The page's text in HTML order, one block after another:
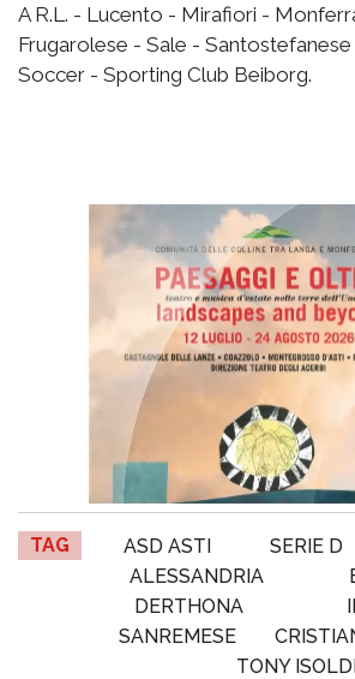
A R.L. - Lucento - Mirafiori -
Frugarolese - Sale -
Soccer - Sporting Club Beiborg.
TAG ASD ASTI SERIE D
ALESSANDRIA
DERTHONA
SANREMESE
TONY